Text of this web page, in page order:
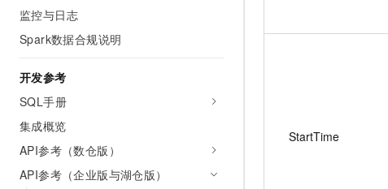
监控与日志
Spark数据合规说明
开发参考
SQL手册
集成概览
API参考（数仓版）
API参考（企业版与湖仓版）
StartTime